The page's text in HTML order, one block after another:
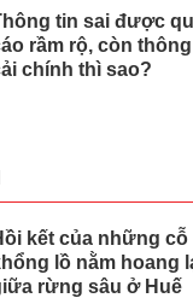
tin sai được
rầm rộ, còn
chính thì sao?
kết của những cỗ
lồ nằm hoang
rừng sâu ở Huế